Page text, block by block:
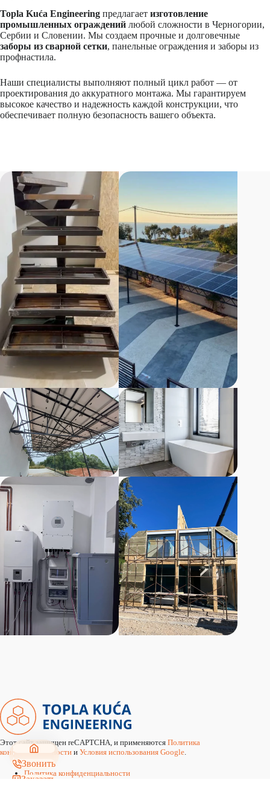
Topla Kuća Engineering предлагает изготовление
промышленных ограждений любой сложности в Черногории,
Сербии и Словении. Мы создаем прочные и долговечные
заборы из сварной сетки, панельные ограждения и заборы из
профнастила.
Наши специалисты выполняют полный цикл работ — от
проектирования до аккуратного монтажа. Мы гарантируем
высокое качество и надежность каждой конструкции, что
обеспечивает полную безопасность вашего объекта.
Этот сайт защищен reCAPTCHA, и применяются Политика
конфиденциальности и Условия использования Google
Политика конфиденциальности
Звонить
Заказать